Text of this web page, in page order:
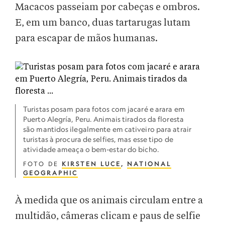
Macacos passeiam por cabeças e ombros.
E, em um banco, duas tartarugas lutam
para escapar de mãos humanas.
Turistas posam para fotos com jacaré e arara em
Puerto Alegría, Peru. Animais tirados da floresta
são mantidos ilegalmente em cativeiro para atrair
turistas à procura de selfies, mas esse tipo de
atividade ameaça o bem-estar do bicho.
FOTO DE KIRSTEN LUCE , NATIONAL
GEOGRAPHIC
À medida que os animais circulam entre a
multidão, câmeras clicam e paus de selfie